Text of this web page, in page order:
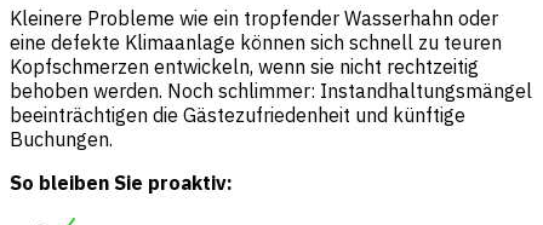
Kleinere Probleme wie ein tropfender Wasserhahn oder
eine defekte Klimaanlage können sich schnell zu teuren
Kopfschmerzen entwickeln, wenn sie nicht rechtzeitig
behoben werden. Noch schlimmer: Instandhaltungsmängel
beeinträchtigen die Gästezufriedenheit und künftige
Buchungen.
So bleiben Sie proaktiv: